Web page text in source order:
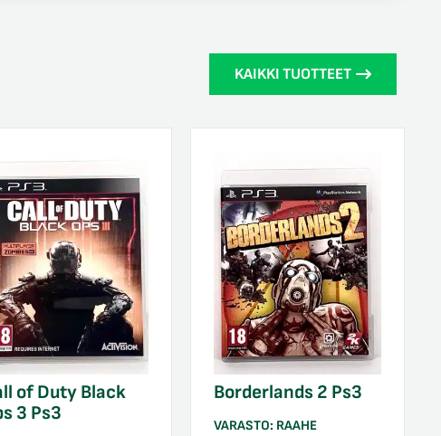
KAIKKI TUOTTEET
of Duty Black
3 Ps3
Borderlands 2 Ps3
VARASTO: RAAHE